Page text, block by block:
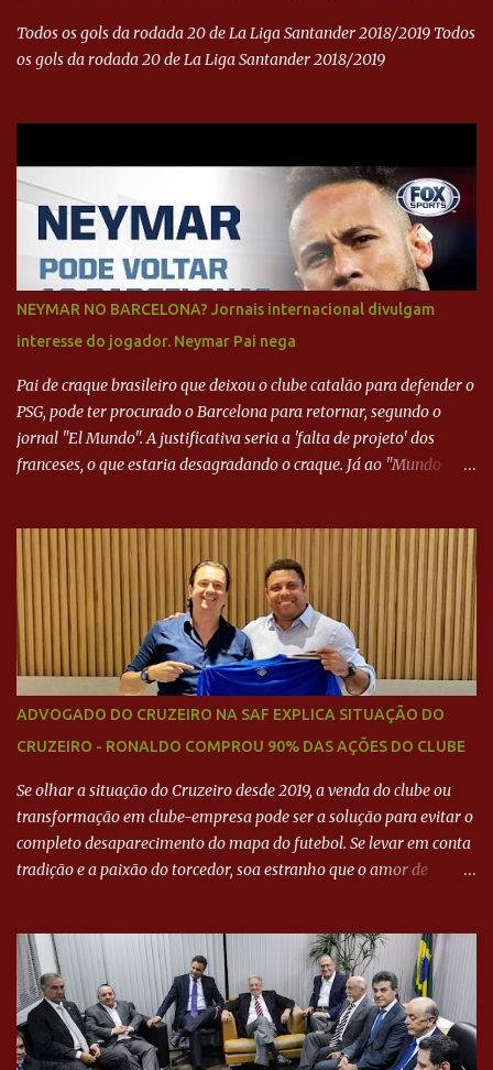
Todos os gols da rodada 20 de La Liga Santander 2018/2019 Todos
os gols da rodada 20 de La Liga Santander 2018/2019
NEYMAR NO BARCELONA? Jornais internacional divulgam
interesse do jogador. Neymar Pai nega
Pai de craque brasileiro que deixou o clube catalão para defender o
PSG, pode ter procurado o Barcelona para retornar, segundo o
jornal "El Mundo". A justificativa seria a 'falta de projeto' dos
franceses, o que estaria desagradando o craque. Já ao "Mundo
Neymar Pai nega
ADVOGADO DO CRUZEIRO NA SAF EXPLICA SITUAÇÃO DO
CRUZEIRO - RONALDO COMPROU 90% DAS AÇÕES DO CLUBE
Se olhar a situação do Cruzeiro desde 2019, a venda do clube ou
transformação em clube-empresa pode ser a solução para evitar o
completo desaparecimento do mapa do futebol. Se levar em conta
tradição e a paixão do torcedor, soa estranho que o amor de
feito imediatamente para pagamento de dívidas emergenciais e
investimentos no departamento de futebol. O projeto apresentado
para a recuperação do Cruzeiro, o aporte financeiro inicial, com
Ronaldo sendo solidário à dívida de R$ 1 bilhão a partir de agora,
mais o peso que o ex-atacante tem no mundo do futebol, além de